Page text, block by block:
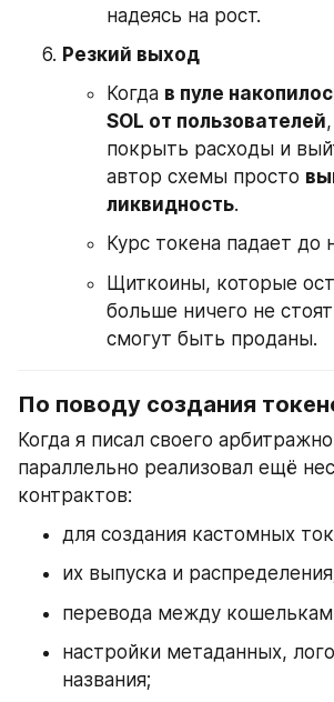
надеясь на рост.
Резкий выход
Когда в пуле
SOL от пользователей
покрыть расходы и
автор схемы просто
ликвидность.
Курс токена падает до
Щиткоины, которые
больше ничего не
смогут быть проданы.
По поводу создания
Когда я писал своего
параллельно реализовал ещё
контрактов:
для создания кастомных
их выпуска и
перевода между
настройки метаданных,
названия;